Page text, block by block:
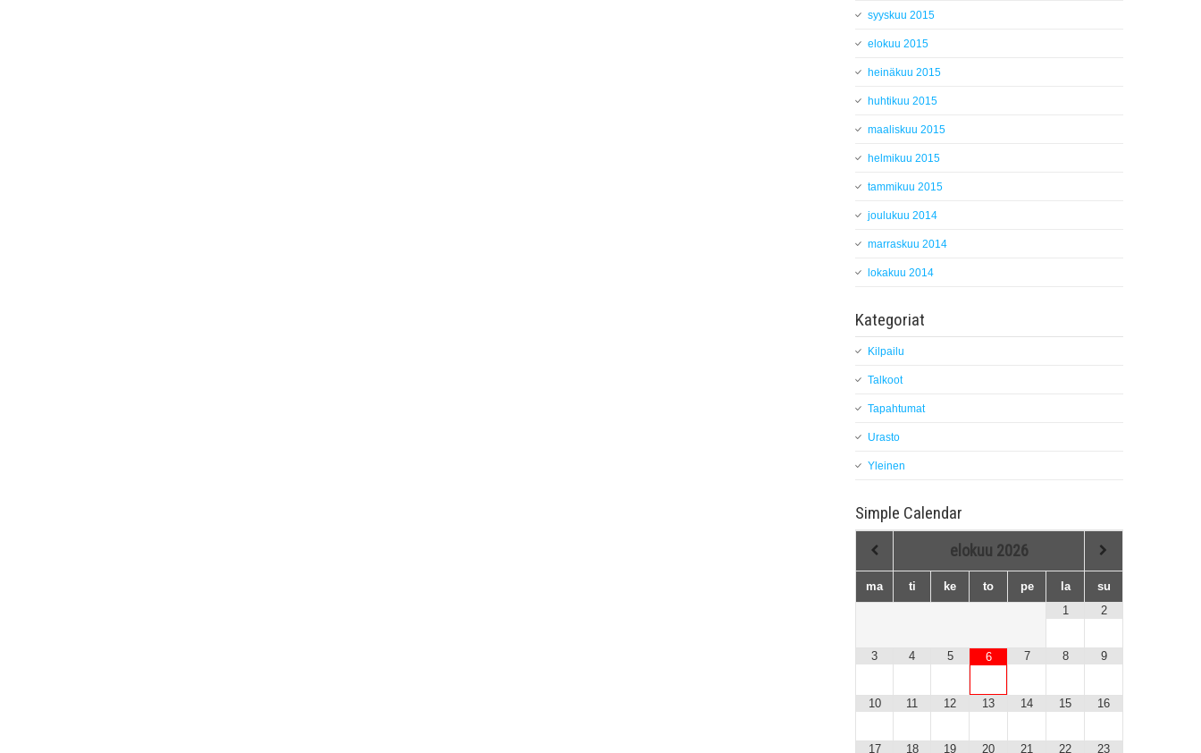
syyskuu 2015
elokuu 2015
heinäkuu 2015
huhtikuu 2015
maaliskuu 2015
helmikuu 2015
tammikuu 2015
joulukuu 2014
marraskuu 2014
lokakuu 2014
Kategoriat
Kilpailu
Talkoot
Tapahtumat
Urasto
Yleinen
Simple Calendar
elokuu 2026
ma ti ke to pe la
su
1
2
3 4 5 6 7 8 9
10 11 12 13 14 15 16
17 18 19 20 21 22 23